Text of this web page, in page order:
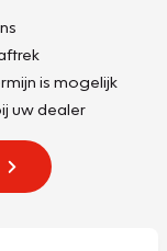
is mogelijk
uw dealer